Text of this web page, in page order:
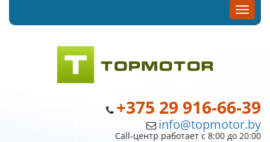
+375 29 916-66-39
info@topmotor.by
Call-центр работает с 8:00 до 20:00